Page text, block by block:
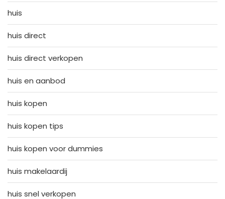
huis
huis direct
huis direct verkopen
huis en aanbod
huis kopen
huis kopen tips
huis kopen voor dummies
huis makelaardij
huis snel verkopen